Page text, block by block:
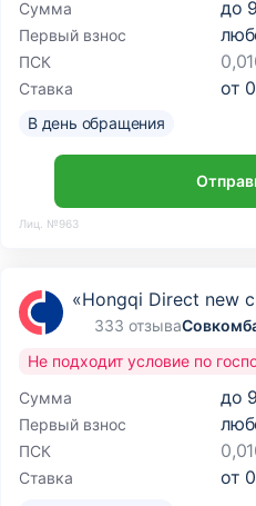
Сумма до
Первый взнос
ПСК
Ставка от
В день обращения
Лиц. №963
«Hongqi Direct new
333 отзыва
Сумма до
Первый взнос
ПСК
Ставка от
Не подходит условие по